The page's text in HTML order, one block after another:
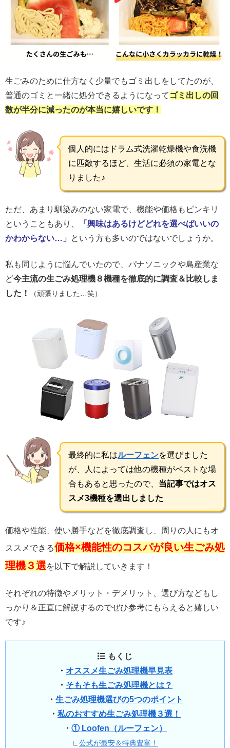
生ごみのために仕方なく少量でもゴミ出しをしてたのが、
普通のゴミと一緒に処分できるようになって ゴミ出しの回
数が半分に減ったのが本当に嬉しいです！
個人的にはドラム式洗濯乾燥機や食洗機
に匹敵するほど、生活に必須の家電とな
りました♪
ただ、あまり馴染みのない家電で、機能や価格もピンキリ
ということもあり、
「興味はあるけどどれを選べばいいの
かわからない…」
という方も多いのではないでしょうか。
私も同じように悩んでいたので、パナソニックや島産業な
ど今主流の生ごみ処理機８機種を徹底的に調査＆比較しま
した！
（頑張りました…笑）
最終的に私はルーフェンを選びました
が、人によっては他の機種がベストな場
合もあると思ったので、 当記事ではオス
スメ3機種を選出しました
価格や性能、使い勝手などを徹底調査し、周りの人にもオ
ススメできる価格×機能性のコスパが良い生ごみ処
理機３選を以下で解説していきます！
それぞれの特徴やメリット・デメリット、選び方などもし
っかり＆正直に解説するのでぜひ参考にもらえると嬉しい
です♪
もくじ
・ オススメ生ごみ処理機早見表
・ そもそも生ごみ処理機とは？
・ 生ごみ処理機選びの5つのポイント
・ 私のおすすめ生ごみ処理機３選！
・ ① Loofen（ルーフェン）
∟公式が最安＆特典豊富！